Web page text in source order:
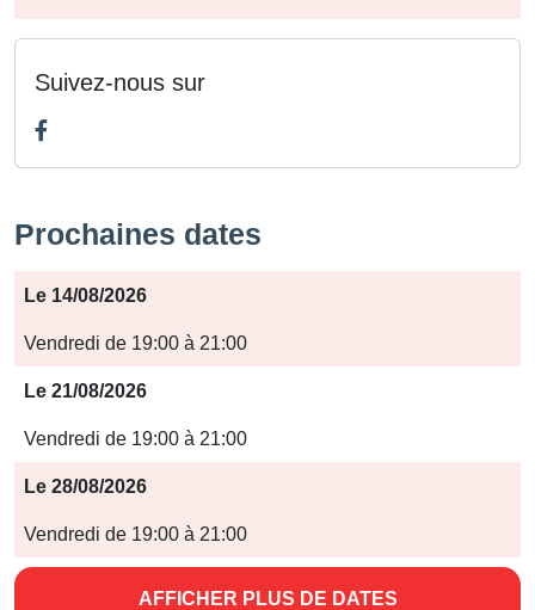
Suivez-nous sur
Prochaines dates
Période
Jours
Horaires
Le 14/08/2026
Vendredi de 19:00 à 21:00
Le 21/08/2026
Vendredi de 19:00 à 21:00
Le 28/08/2026
Vendredi de 19:00 à 21:00
AFFICHER PLUS DE DATES